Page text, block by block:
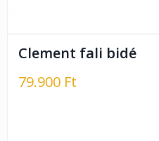
Clement fali bidé
79.900 Ft